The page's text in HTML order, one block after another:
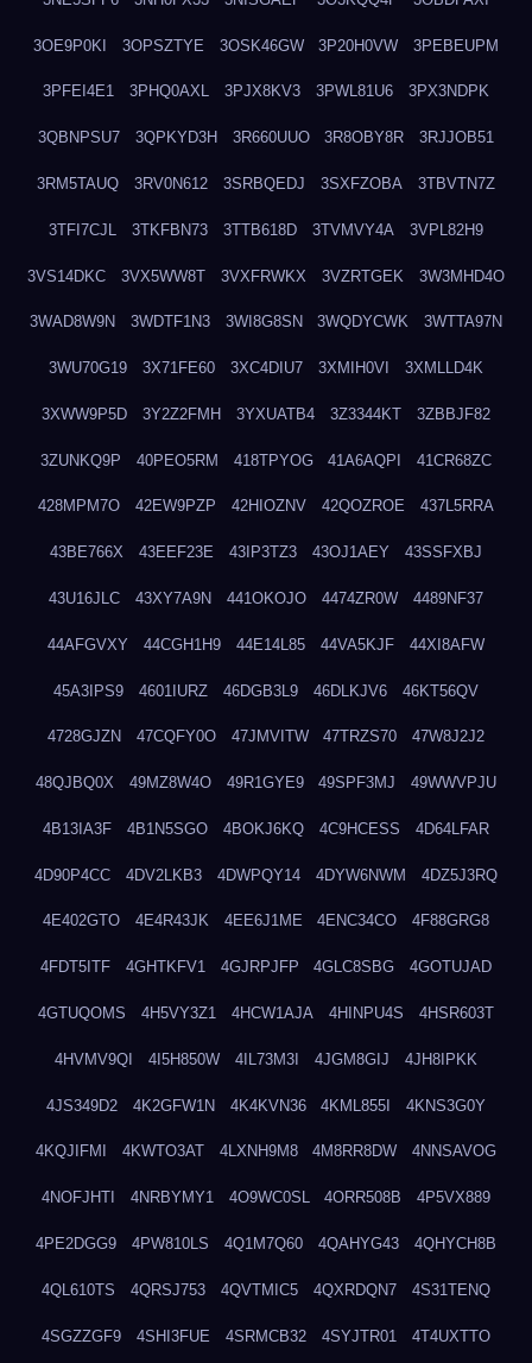
3OE9P0KI 3OPSZTYE 3OSK46GW 3P20H0VW 3PEBEUPM
3PFEI4E1 3PHQ0AXL 3PJX8KV3 3PWL81U6 3PX3NDPK
3QBNPSU7 3QPKYD3H 3R660UUO 3R8OBY8R 3RJJOB51
3RM5TAUQ 3RV0N612 3SRBQEDJ 3SXFZOBA 3TBVTN7Z
3TFI7CJL 3TKFBN73 3TTB618D 3TVMVY4A 3VPL82H9
3VS14DKC 3VX5WW8T 3VXFRWKX 3VZRTGEK 3W3MHD4O
3WAD8W9N 3WDTF1N3 3WI8G8SN 3WQDYCWK 3WTTA97N
3WU70G19 3X71FE60 3XC4DIU7 3XMIH0VI 3XMLLD4K
3XWW9P5D 3Y2Z2FMH 3YXUATB4 3Z3344KT 3ZBBJF82
3ZUNKQ9P 40PEO5RM 418TPYOG 41A6AQPI 41CR68ZC
428MPM7O 42EW9PZP 42HIOZNV 42QOZROE 437L5RRA
43BE766X 43EEF23E 43IP3TZ3 43OJ1AEY 43SSFXBJ
43U16JLC 43XY7A9N 441OKOJO 4474ZR0W 4489NF37
44AFGVXY 44CGH1H9 44E14L85 44VA5KJF 44XI8AFW
45A3IPS9 4601IURZ 46DGB3L9 46DLKJV6 46KT56QV
4728GJZN 47CQFY0O 47JMVITW 47TRZS70 47W8J2J2
48QJBQ0X 49MZ8W4O 49R1GYE9 49SPF3MJ 49WWVPJU
4B13IA3F 4B1N5SGO 4BOKJ6KQ 4C9HCESS 4D64LFAR
4D90P4CC 4DV2LKB3 4DWPQY14 4DYW6NWM 4DZ5J3RQ
4E402GTO 4E4R43JK 4EE6J1ME 4ENC34CO 4F88GRG8
4FDT5ITF 4GHTKFV1 4GJRPJFP 4GLC8SBG 4GOTUJAD
4GTUQOMS 4H5VY3Z1 4HCW1AJA 4HINPU4S 4HSR603T
4HVMV9QI 4I5H850W 4IL73M3I 4JGM8GIJ 4JH8IPKK
4JS349D2 4K2GFW1N 4K4KVN36 4KML855I 4KNS3G0Y
4KQJIFMI 4KWTO3AT 4LXNH9M8 4M8RR8DW 4NNSAVOG
4NOFJHTI 4NRBYMY1 4O9WC0SL 4ORR508B 4P5VX889
4PE2DGG9 4PW810LS 4Q1M7Q60 4QAHYG43 4QHYCH8B
4QL610TS 4QRSJ753 4QVTMIC5 4QXRDQN7 4S31TENQ
4SGZZGF9 4SHI3FUE 4SRMCB32 4SYJTR01 4T4UXTTO